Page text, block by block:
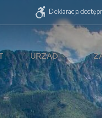
Deklaracja
URZĄD